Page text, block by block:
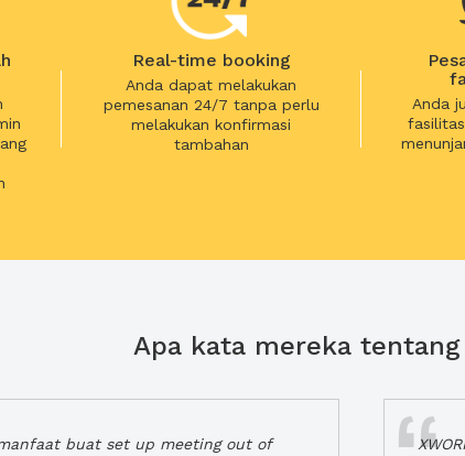
Real-time booking
Anda dapat melakukan
pemesanan 24/7 tanpa perlu
melakukan konfirmasi
tambahan
Anda
Apa kata mereka tentang
buat set up meeting out of